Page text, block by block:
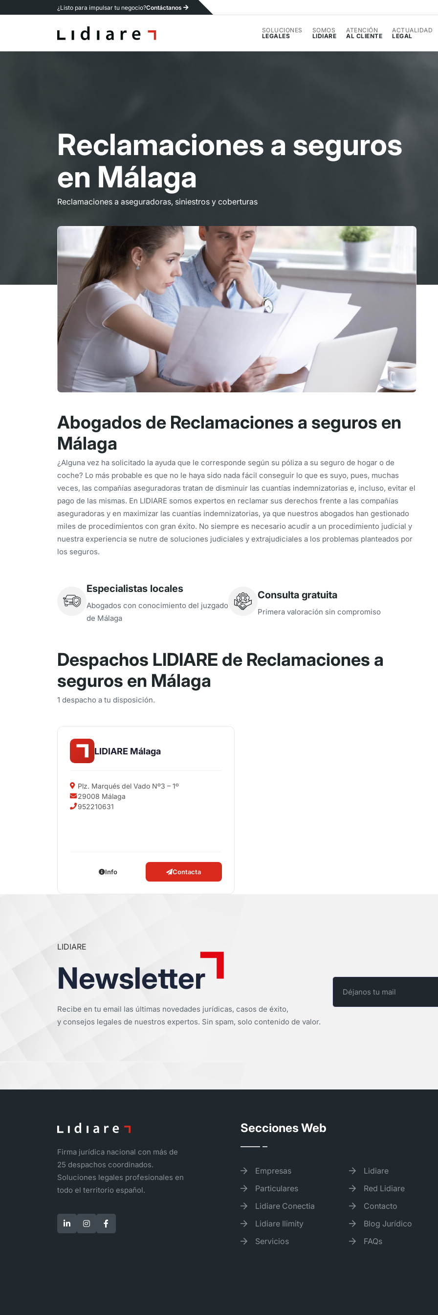
¿Listo para impulsar tu negocio?Contáctanos
SOLUCIONES
LEGALES
SOMOS
LIDIARE
ATENCIÓN
AL CLIENTE
ACTUALIDAD
LEGAL
Reclamaciones a seguros
en Málaga
Reclamaciones a aseguradoras, siniestros y coberturas
Abogados de Reclamaciones a seguros en
Málaga
¿Alguna vez ha solicitado la ayuda que le corresponde según su póliza a su seguro de hogar o de
coche? Lo más probable es que no le haya sido nada fácil conseguir lo que es suyo, pues, muchas
veces, las compañías aseguradoras tratan de disminuir las cuantías indemnizatorias e, incluso, evitar el
pago de las mismas. En LIDIARE somos expertos en reclamar sus derechos frente a las compañías
aseguradoras y en maximizar las cuantías indemnizatorias, ya que nuestros abogados han gestionado
miles de procedimientos con gran éxito. No siempre es necesario acudir a un procedimiento judicial y
nuestra experiencia se nutre de soluciones judiciales y extrajudiciales a los problemas planteados por
los seguros.
Especialistas locales
Abogados con conocimiento del juzgado
de Málaga
Consulta gratuita
Primera valoración sin compromiso
Despachos LIDIARE de Reclamaciones a
seguros en Málaga
1 despacho a tu disposición.
LIDIARE Málaga
Plz. Marqués del Vado Nº3 – 1º
29008 Málaga
952210631
Info Contacta
LIDIARE
Newsletter
Recibe en tu email las últimas novedades jurídicas, casos de éxito,
y consejos legales de nuestros expertos. Sin spam, solo contenido de valor.
Firma jurídica nacional con más de
25 despachos coordinados.
Soluciones legales profesionales en
todo el territorio español.
Secciones Web
Empresas
Particulares
Lidiare Conectia
Lidiare Ilimity
Servicios
Lidiare
Red Lidiare
Contacto
Blog Jurídico
FAQs